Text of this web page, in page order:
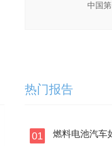
中国
热门报告
01 燃料电池汽车